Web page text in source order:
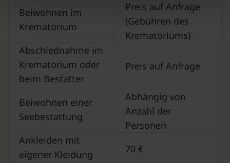
Beiwohnen im
Krematorium
Preis auf Anfrage
(Gebühren des
Krematoriums)
Abschiednahme im
Krematorium oder
beim Bestatter
Preis auf Anfrage
Beiwohnen einer
Seebestattung
Abhängig von
Anzahl der
Personen
Ankleiden mit
eigener Kleidung
70 €